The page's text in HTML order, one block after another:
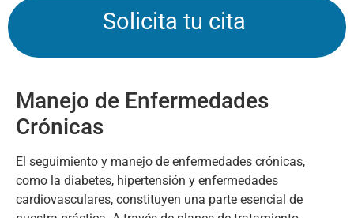
Solicita tu cita
Manejo de Enfermedades
Crónicas
El seguimiento y manejo de enfermedades crónicas,
como la diabetes, hipertensión y enfermedades
cardiovasculares, constituyen una parte esencial de